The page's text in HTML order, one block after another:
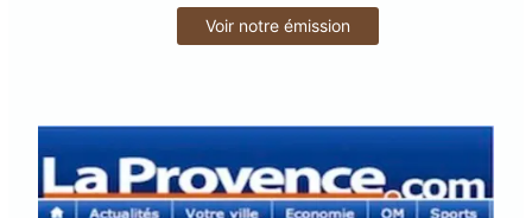
Voir notre émission